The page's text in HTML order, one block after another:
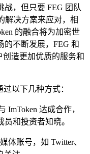
战，但只要 FEG 团队
解决方案来应对，相
的融合将为加密世
的不断发展，FEG 和
创造更加优质的服务和
以下几种方式：
ImToken 达成合作，
和投资者知晓。
体账号，如 Twitter、